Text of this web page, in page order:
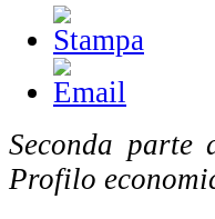
Seconda parte
Profilo